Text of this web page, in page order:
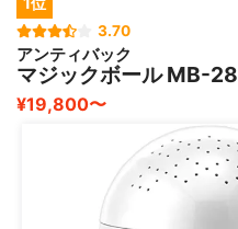
3.70
アンティバック
マジックボール MB-28
¥19,800〜